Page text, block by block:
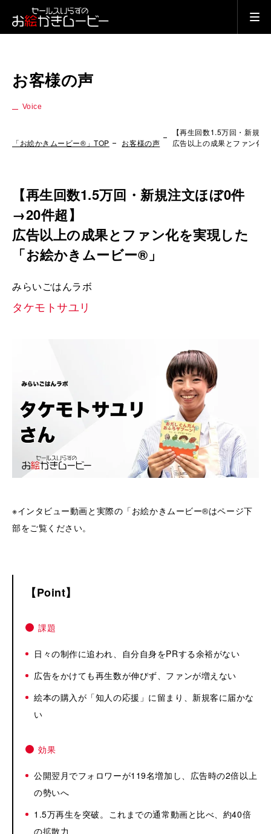
お客様の声
Voice
「お絵かきムービー®」TOP お客様の声
【再生回数1.5万回・新規
広告以上の成果とファン化
【再生回数1.5万回・新規注文ほぼ0件
→20件超】
広告以上の成果とファン化を実現した
「お絵かきムービー®」
みらいごはんラボ
タケモトサユリ
※インタビュー動画と実際の「お絵かきムービー®はページ下
部をご覧ください。
Point
課題
日々の制作に追われ、自分自身をPRする余裕がない
広告をかけても再生数が伸びず、ファンが増えない
絵本の購入が「知人の応援」に留まり、新規客に届かな
い
効果
公開翌月でフォロワーが119名増加し、広告時の2倍以上
の勢いへ
1.5万再生を突破。これまでの通常動画と比べ、約40倍
の拡散力